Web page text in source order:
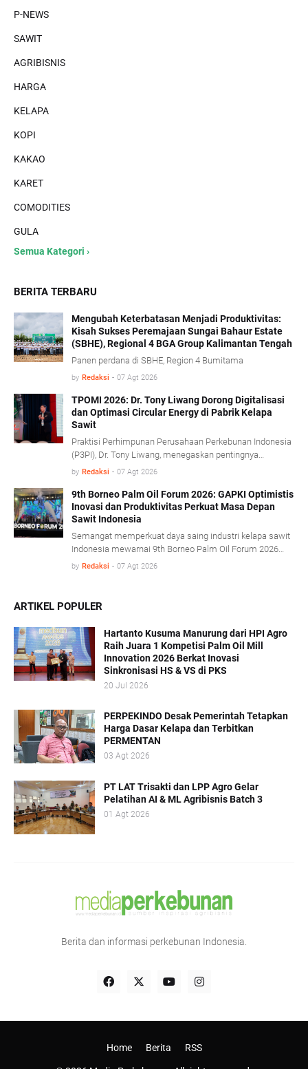
P-NEWS
SAWIT
AGRIBISNIS
HARGA
KELAPA
KOPI
KAKAO
KARET
COMODITIES
GULA
Semua Kategori ›
BERITA TERBARU
Mengubah Keterbatasan Menjadi Produktivitas:
Kisah Sukses Peremajaan Sungai Bahaur Estate
(SBHE), Regional 4 BGA Group Kalimantan Tengah
Panen perdana di SBHE, Region 4 Bumitama
by Redaksi - 07 Agt 2026
TPOMI 2026: Dr. Tony Liwang Dorong Digitalisasi
dan Optimasi Circular Energy di Pabrik Kelapa
Sawit
Praktisi Perhimpunan Perusahaan Perkebunan Indonesia
(P3PI), Dr. Tony Liwang, menegaskan pentingnya
pemanfaatan teknologi modern dalam pengawasan
(circular energy).
by Redaksi - 07 Agt 2026
9th Borneo Palm Oil Forum 2026: GAPKI Optimistis
Inovasi dan Produktivitas Perkuat Masa Depan
Sawit Indonesia
Semangat memperkuat daya saing industri kelapa sawit
Indonesia mewarnai 9th Borneo Palm Oil Forum 2026
yang mengusung tema “Resilience, Innovation, and
Hall Balikpapan, Kamis (6/8).
by Redaksi - 07 Agt 2026
ARTIKEL POPULER
Hartanto Kusuma Manurung dari HPI Agro
Raih Juara 1 Kompetisi Palm Oil Mill
Innovation 2026 Berkat Inovasi
Sinkronisasi HS & VS di PKS
20 Jul 2026
PERPEKINDO Desak Pemerintah Tetapkan
Harga Dasar Kelapa dan Terbitkan
PERMENTAN
03 Agt 2026
PT LAT Trisakti dan LPP Agro Gelar
Pelatihan AI & ML Agribisnis Batch 3
01 Agt 2026
Berita dan informasi perkebunan Indonesia.
Home Berita RSS